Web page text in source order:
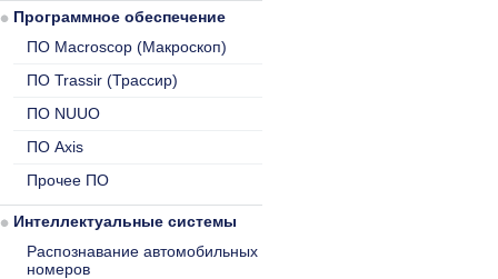
Программное обеспечение
ПО Macroscop (Макроскоп)
ПО Trassir (Трассир)
ПО NUUO
ПО Axis
Прочее ПО
Интеллектуальные системы
Распознавание автомобильных
номеров